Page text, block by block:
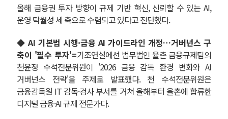
올해 금융권 투자 방향이 규제 기반 혁신, 신뢰할 수 있는 AI,
운영 탁월성 세 축으로 수렴되고 있다고 진단했다.
◆ AI 기본법 시행·금융 AI 가이드라인 개정…거버넌스 구
축이 '필수 투자'=기조연설에선 법무법인 율촌 금융규제팀의
천윤정 수석전문위원이 '2026 금융 감독 환경 변화와 AI
거버넌스 전략'을 주제로 발표했다. 천 수석전문위원은
금융감독원 IT 감독·검사 부서를 거쳐 올해부터 율촌에 합류한
디지털 금융·AI 규제 전문가다.